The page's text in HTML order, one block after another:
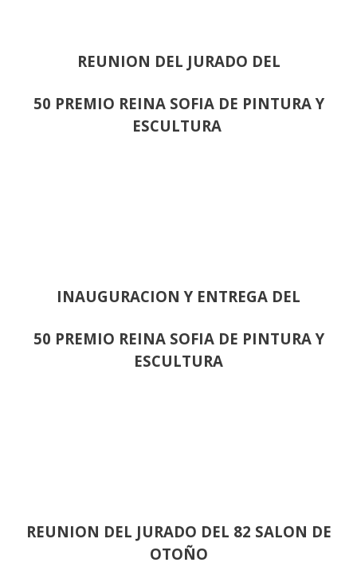
REUNION DEL JURADO DEL
50 PREMIO REINA SOFIA DE PINTURA Y
ESCULTURA
INAUGURACION Y ENTREGA DEL
50 PREMIO REINA SOFIA DE PINTURA Y
ESCULTURA
REUNION DEL JURADO DEL 82 SALON DE
OTOÑO